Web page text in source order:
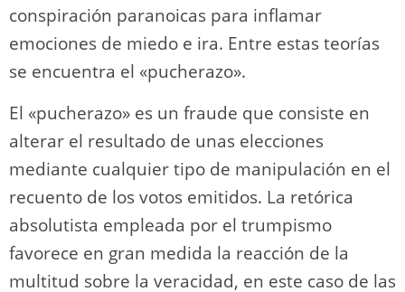
conspiración paranoicas para inflamar
emociones de miedo e ira. Entre estas teorías
se encuentra el «pucherazo».
El «pucherazo» es un fraude que consiste en
alterar el resultado de unas elecciones
mediante cualquier tipo de manipulación en el
recuento de los votos emitidos. La retórica
absolutista empleada por el trumpismo
favorece en gran medida la reacción de la
multitud sobre la veracidad, en este caso de las